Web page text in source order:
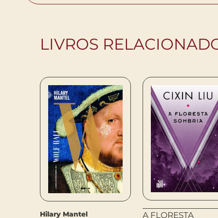
LIVROS
Hilary Mantel A FLORESTA